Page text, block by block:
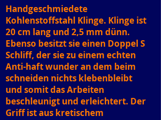
Handgeschmiedete
Kohlenstoffstahl Klinge. Klinge ist
20 cm lang und 2,5 mm dünn.
Ebenso besitzt sie einen Doppel S
Schliff, der sie zu einem echten
Anti-haft wunder an dem beim
schneiden nichts klebenbleibt
und somit das Arbeiten
beschleunigt und erleichtert. Der
Griff ist aus kretischem